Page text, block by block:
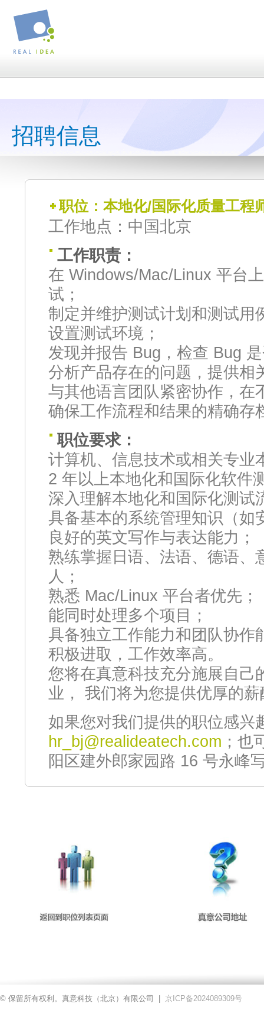
招聘信息
职位：本地化/国际化质量工程
工作地点：中国北京
工作职责：
在 Windows/Mac/Linux 平台
试；
制定并维护测试计划和测试用
设置测试环境；
发现并报告 Bug，检查 Bug
分析产品存在的问题，提供相
与其他语言团队紧密协作，在
确保工作流程和结果的精确存
职位要求：
计算机、信息技术或相关专业
2 年以上本地化和国际化软件
深入理解本地化和国际化测试
具备基本的系统管理知识（如
良好的英文写作与表达能力；
熟练掌握日语、法语、德语、
人；
熟悉 Mac/Linux 平台者优先；
能同时处理多个项目；
具备独立工作能力和团队协作
积极进取，工作效率高。
您将在真意科技充分施展自己
业， 我们将为您提供优厚的
如果您对我们提供的职位感兴
hr_bj@realideatech.com ；也
阳区建外郎家园路 16 号永峰
© 保留所有权利。真意科技（北京）有限公司 | 京ICP备2024089309号